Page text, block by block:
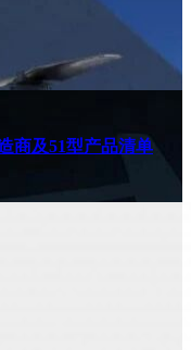
商及51型产品清单